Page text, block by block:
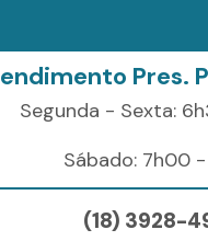
Pres.
Segunda - Sexta:
Sábado: 7h00 -
(18) 3928-